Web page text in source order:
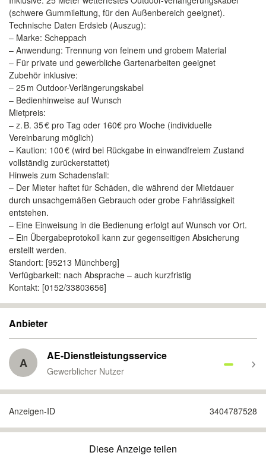
(schwere Gummileitung, für den Außenbereich geeignet).
Technische Daten Erdsieb (Auszug):
– Marke: Scheppach
– Anwendung: Trennung von feinem und grobem Material
– Für private und gewerbliche Gartenarbeiten geeignet
Zubehör inklusive:
– 25 m Outdoor-Verlängerungskabel
– Bedienhinweise auf Wunsch
Mietpreis:
– z. B. 35 € pro Tag oder 160€ pro Woche (individuelle
Vereinbarung möglich)
– Kaution: 100 € (wird bei Rückgabe in einwandfreiem Zustand
vollständig zurückerstattet)
Hinweis zum Schadensfall:
– Der Mieter haftet für Schäden, die während der Mietdauer
durch unsachgemäßen Gebrauch oder grobe Fahrlässigkeit
entstehen.
– Eine Einweisung in die Bedienung erfolgt auf Wunsch vor Ort.
– Ein Übergabeprotokoll kann zur gegenseitigen Absicherung
erstellt werden.
Standort: [95213 Münchberg]
Verfügbarkeit: nach Absprache – auch kurzfristig
Kontakt: [0152/33803656]
Anbieter
A AE-Dienstleistungsservice
Gewerblicher Nutzer
Anzeigen-ID 3404787528
Diese Anzeige teilen